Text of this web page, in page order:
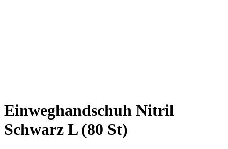
Einweghandschuh Nitril
Schwarz L (80 St)